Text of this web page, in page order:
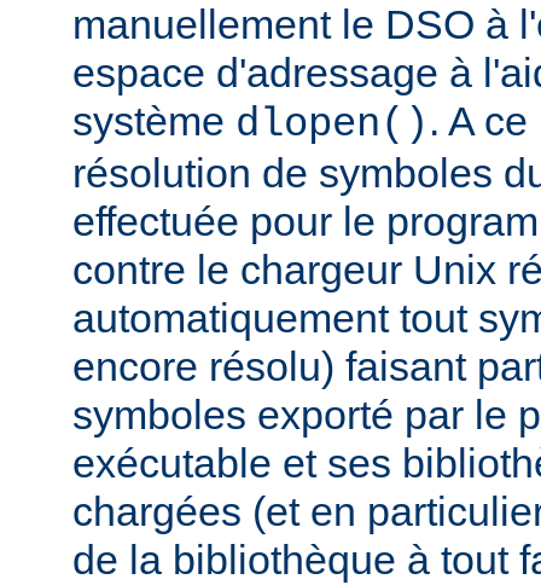
manuellement le DSO à
espace d'adressage à
système dlopen() . A
résolution de symboles
effectuée pour le
contre le chargeur Unix
automatiquement tout
encore résolu) faisant
symboles exporté par le
exécutable et ses
chargées (et en
de la bibliothèque à tout